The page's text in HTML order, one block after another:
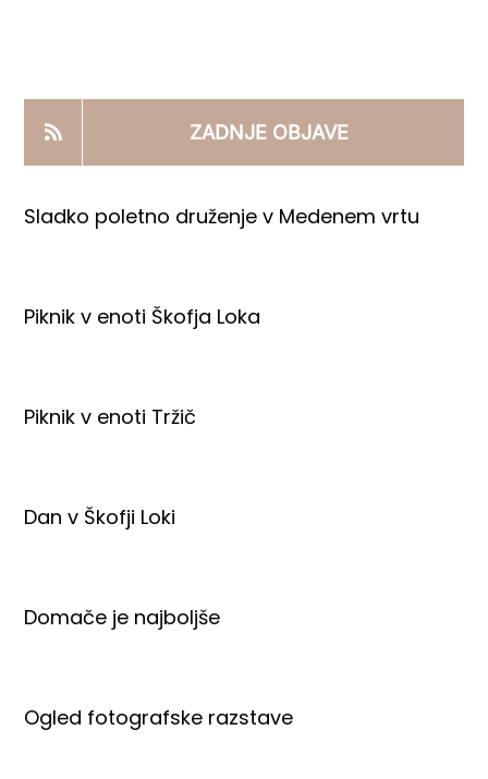
PRODAJNI IZDELKI
AKTUALNO
ZADNJE OBJAVE
Sladko poletno druženje v Medenem vrtu
Piknik v enoti Škofja Loka
Piknik v enoti Tržič
Dan v Škofji Loki
Domače je najboljše
Ogled fotografske razstave